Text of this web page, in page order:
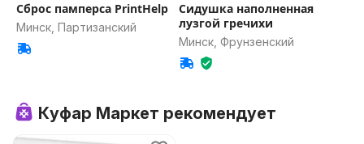
Cброс памперса PrintHelp
Минск, Партизанский
Сидушка наполненная
лузгой гречихи
Минск, Фрунзенский
Куфар Маркет рекомендует